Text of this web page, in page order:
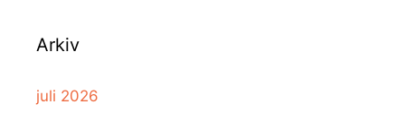
Arkiv
juli 2026